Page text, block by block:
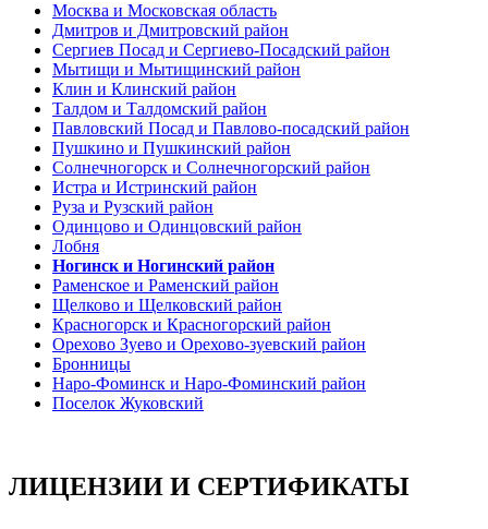
Москва и Московская область
Дмитров и Дмитровский район
Сергиев Посад и Сергиево-Посадский район
Мытищи и Мытищинский район
Клин и Клинский район
Талдом и Талдомский район
Павловский Посад и Павлово-посадский район
Пушкино и Пушкинский район
Солнечногорск и Солнечногорский район
Истра и Истринский район
Руза и Рузский район
Одинцово и Одинцовский район
Лобня
Ногинск и Ногинский район
Раменское и Раменский район
Щелково и Щелковский район
Красногорск и Красногорский район
Орехово Зуево и Орехово-зуевский район
Бронницы
Наро-Фоминск и Наро-Фоминский район
Поселок Жуковский
ЛИЦЕНЗИИ И СЕРТИФИКАТЫ